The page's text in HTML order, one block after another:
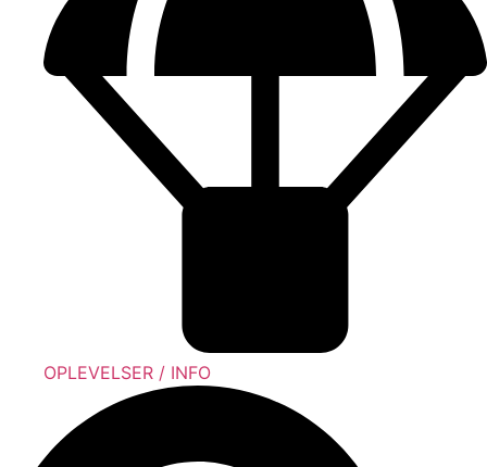
OPLEVELSER / INFO